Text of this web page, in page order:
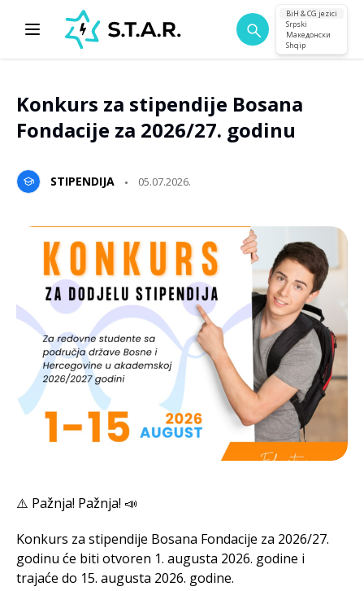
BiH & CG jezici
Srpski
Македонски
Shqip
Konkurs za stipendije Bosana
Fondacije za 2026/27. godinu
STIPENDIJA 05.07.2026.
⚠️ Pažnja! Pažnja! 📣
Konkurs za stipendije Bosana Fondacije za 2026/27.
godinu će biti otvoren 1. augusta 2026. godine i
trajaće do 15. augusta 2026. godine.